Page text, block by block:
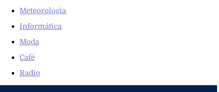
Meteorologia
Informática
Moda
Café
Radio